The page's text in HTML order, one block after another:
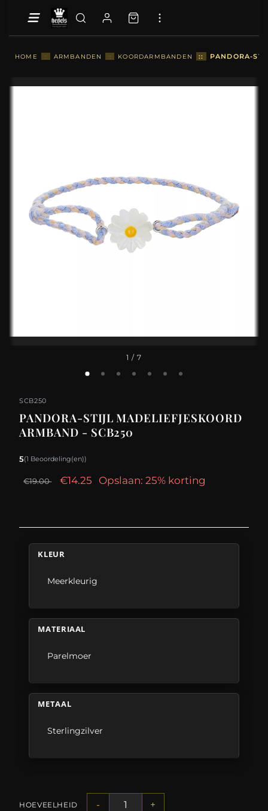
HOME :: ARMBANDEN :: KOORDARMBANDEN :: PANDORA-
1 / 7
SCB250
PANDORA-STIJL MADELIEFJESKOORD
ARMBAND - SCB250
5(1 Beoordeling(en))
€19.00 €14.25 Opslaan: 25% korting
KLEUR
Meerkleurig
MATERIAAL
Parelmoer
METAAL
Sterlingzilver
HOEVEELHEID - +